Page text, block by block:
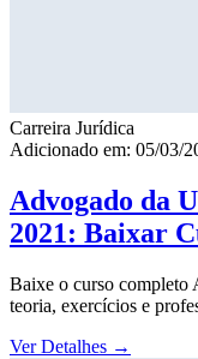
Carreira Jurídica
Adicionado em: 05/03/
Advogado da
2021: Baixar
Baixe o curso completo
teoria, exercícios e
Ver Detalhes →